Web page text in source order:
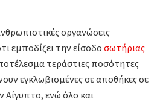
οργανώσεις
εμποδίζει την είσοδο σωτήριας
τεράστιες ποσότητες
εγκλωβισμένες σε αποθήκες σε
Αίγυπτο, ενώ όλο και